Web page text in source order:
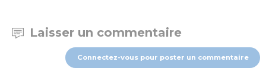
Laisser un commentaire
Connectez-vous pour poster un commentaire